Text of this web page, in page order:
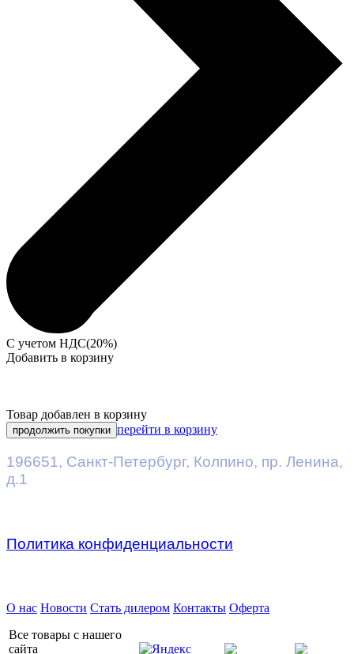
С учетом НДС(20%)
Добавить в корзину
Товар добавлен в корзину
продолжить покупки перейти в корзину
196651, Санкт-Петербург, Колпино, пр. Ленина,
д.1
Политика конфиденциальности
О нас Новости Стать дилером Контакты Оферта
Все товары с нашего
сайта